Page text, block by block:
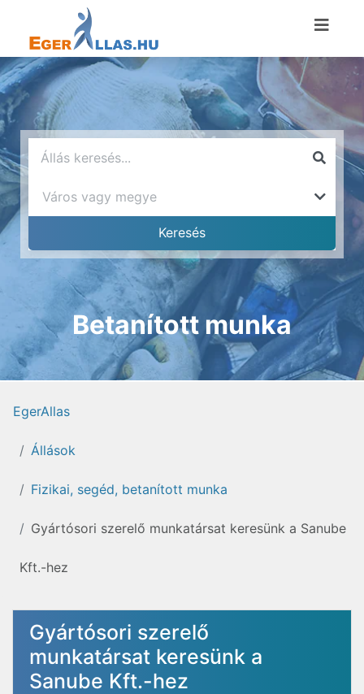
Betanított munka
EgerAllas
Állások
Fizikai, segéd, betanított munka
Gyártósori szerelő munkatársat keresünk a Sanube
Kft.-hez
Gyártósori szerelő
munkatársat keresünk a
Sanube Kft.-hez